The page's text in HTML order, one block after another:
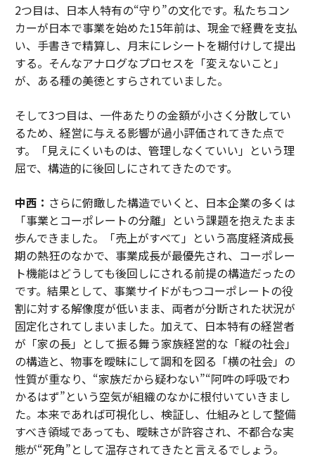
2つ目は、日本人特有の“守り”の文化です。私たちコン
カーが日本で事業を始めた15年前は、現金で経費を支払
い、手書きで精算し、月末にレシートを糊付けして提出
する。そんなアナログなプロセスを「変えないこと」
が、ある種の美徳とすらされていました。
そして3つ目は、一件あたりの金額が小さく分散してい
るため、経営に与える影響が過小評価されてきた点で
す。「見えにくいものは、管理しなくていい」という理
屈で、構造的に後回しにされてきたのです。
中西： さらに俯瞰した構造でいくと、日本企業の多くは
「事業とコーポレートの分離」という課題を抱えたまま
歩んできました。「売上がすべて」という高度経済成長
期の熱狂のなかで、事業成長が最優先され、コーポレー
ト機能はどうしても後回しにされる前提の構造だったの
です。結果として、事業サイドがもつコーポレートの役
割に対する解像度が低いまま、両者が分断された状況が
固定化されてしまいました。加えて、日本特有の経営者
が「家の長」として振る舞う家族経営的な「縦の社会」
の構造と、物事を曖昧にして調和を図る「横の社会」の
性質が重なり、“家族だから疑わない”“阿吽の呼吸でわ
かるはず”という空気が組織のなかに根付いていきまし
た。本来であれば可視化し、検証し、仕組みとして整備
すべき領域であっても、曖昧さが許容され、不都合な実
態が“死角”として温存されてきたと言えるでしょう。